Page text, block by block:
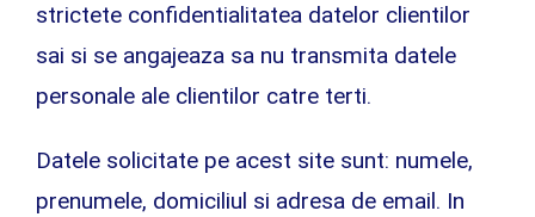
strictete confidentialitatea datelor clientilor
sai si se angajeaza sa nu transmita datele
personale ale clientilor catre terti.
Datele solicitate pe acest site sunt: numele,
prenumele, domiciliul si adresa de email. In